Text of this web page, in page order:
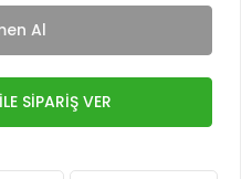
Al
SİPARİŞ VER